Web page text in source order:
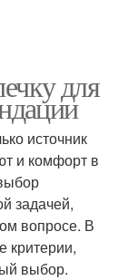
для
источник
и комфорт в
задачей,
вопросе. В
критерии,
выбор.